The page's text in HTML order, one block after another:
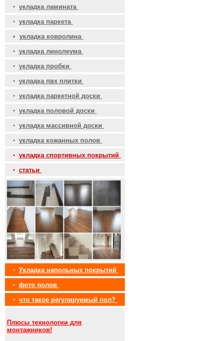
• укладка ламината
• укладка паркета
• укладка ковролина
• укладка линолеума
• укладка пробки
• укладка пвх плитки
• укладка паркетной доски
• укладка половой доски
• укладка массивной доски
• укладка кожанных полов
• укладка спортивных покрытий
• статьи
• Укладка напольных покрытий
• фото полов
• что такое регулируемый пол?
Плюсы технологии для
монтажников!